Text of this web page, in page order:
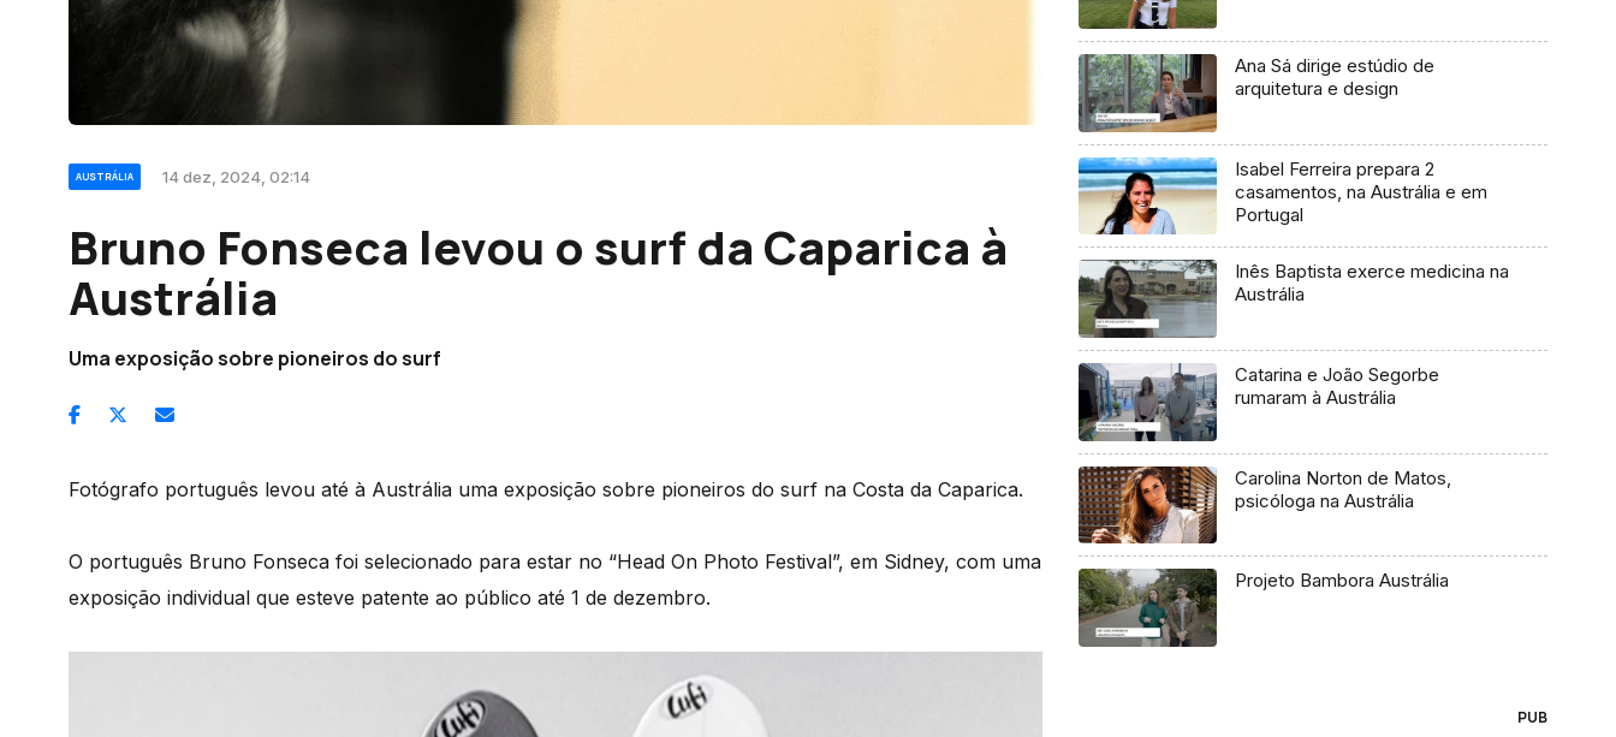
AUSTRÁLIA 14 dez, 2024, 02:14
Bruno Fonseca levou o surf da Caparica à
Austrália
Uma exposição sobre pioneiros do surf
Fotógrafo português levou até à Austrália uma exposição sobre pioneiros do surf na Costa da Caparica.
O português Bruno Fonseca foi selecionado para estar no “Head On Photo Festival”, em Sidney, com uma
exposição individual que esteve patente ao público até 1 de dezembro.
Ana Sá dirige estúdio de
arquitetura e design
Isabel Ferreira prepara 2
casamentos, na Austrália e em
Portugal
Inês Baptista exerce medicina na
Austrália
Catarina e João Segorbe
rumaram à Austrália
Carolina Norton de Matos,
psicóloga na Austrália
Projeto Bambora Austrália
PUB